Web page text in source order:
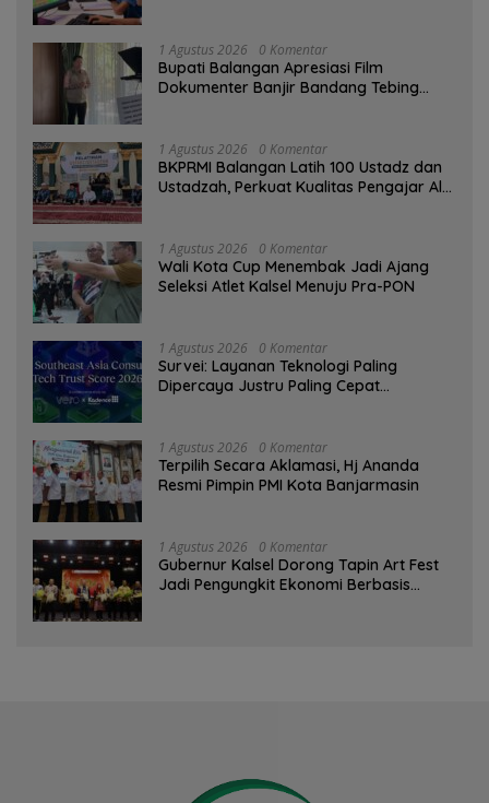
1 Agustus 2026 0 Komentar
Bupati Balangan Apresiasi Film
Dokumenter Banjir Bandang Tebing
1 Agustus 2026 0 Komentar
BKPRMI Balangan Latih 100 Ustadz dan
Ustadzah, Perkuat Kualitas Pengajar Al-
1 Agustus 2026 0 Komentar
Wali Kota Cup Menembak Jadi Ajang
Seleksi Atlet Kalsel Menuju Pra-PON
1 Agustus 2026 0 Komentar
Survei: Layanan Teknologi Paling
Dipercaya Justru Paling Cepat
1 Agustus 2026 0 Komentar
‎Terpilih Secara Aklamasi, Hj Ananda
Resmi Pimpin PMI Kota Banjarmasin
1 Agustus 2026 0 Komentar
Gubernur Kalsel Dorong Tapin Art Fest
Jadi Pengungkit Ekonomi Berbasis